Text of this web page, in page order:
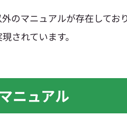
のマニュアルが存在してお
されています。
ニュアル